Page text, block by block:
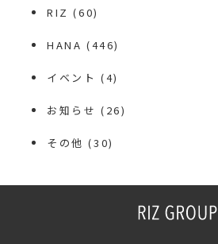
RIZ (60)
HANA (446)
イベント (4)
お知らせ (26)
その他 (30)